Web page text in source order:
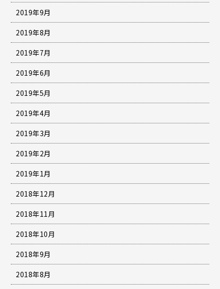
2019年9月
2019年8月
2019年7月
2019年6月
2019年5月
2019年4月
2019年3月
2019年2月
2019年1月
2018年12月
2018年11月
2018年10月
2018年9月
2018年8月